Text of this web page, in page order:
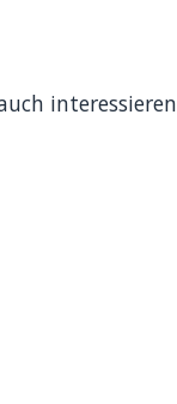
interessieren